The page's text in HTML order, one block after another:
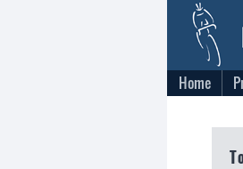
Home